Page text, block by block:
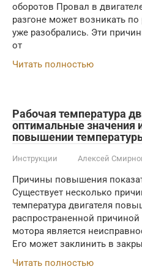
оборотов Провал в
разгоне может возникать
уже разобрались. Эти
от
Читать полностью
Рабочая температура
оптимальные значения
повышении
Инструкции Алексей
Причины повышения
Существует несколько
температура двигателя
распространенной
мотора является
Его может заклинить в
Читать полностью